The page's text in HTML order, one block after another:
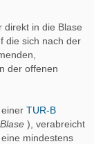
direkt in die Blase
die sich nach der
der offenen
TUR-B
), verabreicht
mindestens